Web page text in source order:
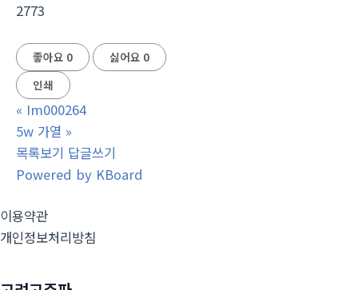
2773
좋아요 0 싫어요 0
인쇄
« Im000264
5w 가열 »
목록보기 답글쓰기
Powered by KBoard
이용약관
개인정보처리방침